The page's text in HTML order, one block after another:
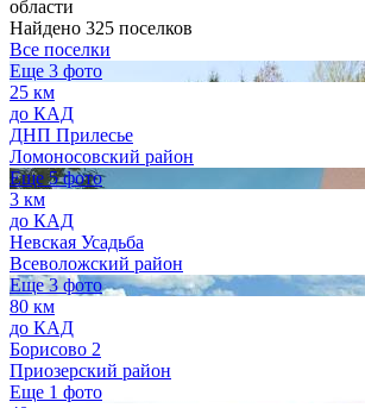
области
Найдено 325 поселков
Все поселки
Еще 3 фото
25 км
до КАД
ДНП Прилесье
Ломоносовский район
Еще 5 фото
3 км
до КАД
Невская Усадьба
Всеволожский район
Еще 3 фото
80 км
до КАД
Борисово 2
Приозерский район
Еще 1 фото